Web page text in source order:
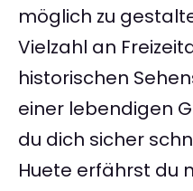
möglich zu
Vielzahl an
historischen
einer lebendigen
du dich sicher
Huete erfährst du